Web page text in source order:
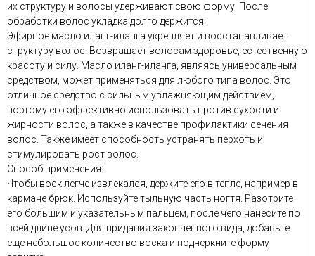
их структуру и волосы удерживают свою форму. После
обработки волос укладка долго держится.
Эфирное масло иланг-иланга укрепляет и восстанавливает
структуру волос. Возвращает волосам здоровье, естественную
красоту и силу. Масло иланг-иланга, являясь универсальным
средством, может применяться для любого типа волос. Это
отличное средство с сильным увлажняющим действием,
поэтому его эффективно использовать против сухости и
жирности волос, а также в качестве профилактики сечения
волос. Также имеет способность устранять перхоть и
стимулировать рост волос.
Способ применения:
Чтобы воск легче извлекался, держите его в тепле, например в
кармане брюк. Используйте тыльную часть ногтя. Разотрите
его большим и указательным пальцем, после чего нанесите по
всей длине усов. Для придания законченного вида, добавьте
еще небольшое количество воска и подчеркните форму